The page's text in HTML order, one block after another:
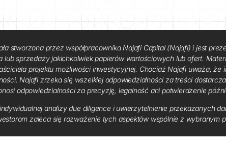
stworzona przez współpracownika Najafi Capital (Najafi) i jest
sprzedaży jakichkolwiek papierów wartościowych lub ofert.
projektu możliwości inwestycyjnej. Chociaż Najafi uważa,
Najafi zrzeka się wszelkiej odpowiedzialności za treści
odpowiedzialności za precyzję, legalność ani potwierdzenie
analizy due diligence i uwierzytelnienie przekazanych
zaleca się rozważenie tych aspektów wspólnie z